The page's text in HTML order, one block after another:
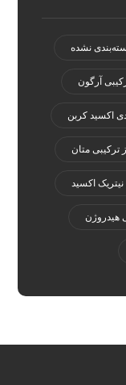
نشده
آرگون
اکسید کربن
ترکیبی متان
نیتریک اکسید
هیدروژن